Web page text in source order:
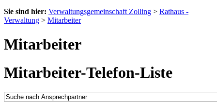
Sie sind hier: Verwaltungsgemeinschaft Zolling > Rathaus -
Verwaltung > Mitarbeiter
Mitarbeiter
Mitarbeiter-Telefon-Liste